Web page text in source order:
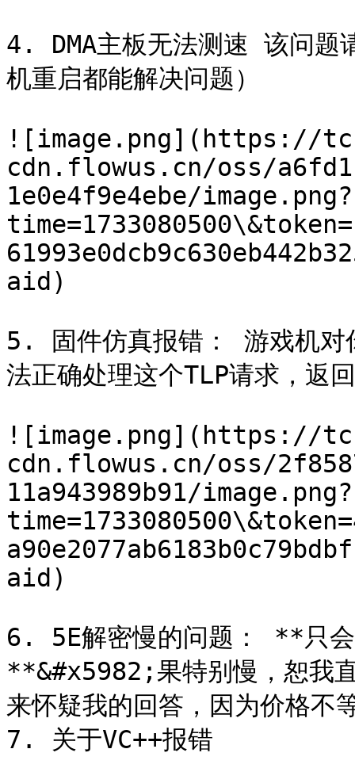
4. DMA主板无法测速 该问题
机重启都能解决问题）
![image.png](https://
cdn.flowus.cn/oss/
1e0e4f9e4ebe/image.png?
aid)
5. 固件仿真报错： 游戏机对
法正确处理这个TLP请求，返
![image.png](https://
cdn.flowus.cn/oss/
11a943989b91/image.png?
aid)
6. 5E解密慢的问题： **只会
**&#x5982;果特别慢，恕我
来怀疑我的回答，因为价格不
7. 关于VC++报错